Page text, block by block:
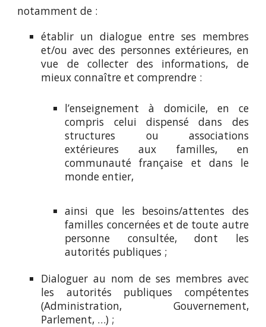
notamment de :
établir un dialogue entre ses membres
et/ou avec des personnes extérieures, en
vue de collecter des informations, de
mieux connaître et comprendre :
l’enseignement à domicile, en ce
compris celui dispensé dans des
structures ou associations
extérieures aux familles, en
communauté française et dans le
monde entier,
ainsi que les besoins/attentes des
familles concernées et de toute autre
personne consultée, dont les
autorités publiques ;
Dialoguer au nom de ses membres avec
les autorités publiques compétentes
(Administration, Gouvernement,
Parlement, …) ;